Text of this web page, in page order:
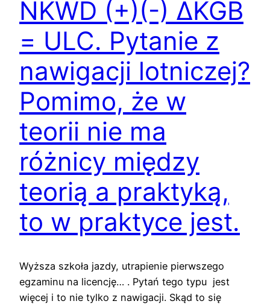
NKWD (+)(-) ΔKGB
= ULC. Pytanie z
nawigacji lotniczej?
Pomimo, że w
teorii nie ma
różnicy między
teorią a praktyką,
to w praktyce jest.
Wyższa szkoła jazdy, utrapienie pierwszego
egzaminu na licencję… . Pytań tego typu jest
więcej i to nie tylko z nawigacji. Skąd to się